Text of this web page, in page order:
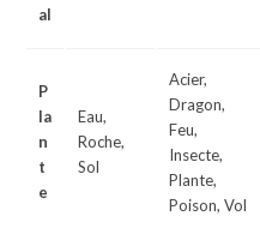
al
P
la
n
t
e
Eau,
Roche,
Sol
Acier,
Dragon,
Feu,
Insecte,
Plante,
Poison, Vol